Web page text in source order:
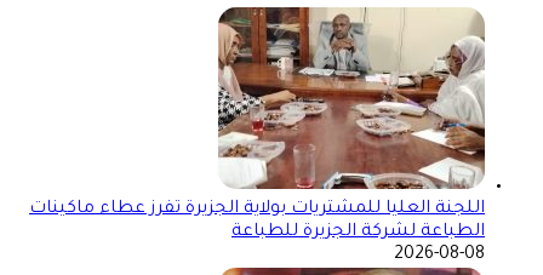
اللجنة العليا للمشتريات بولاية الجزيرة تفرز عطاء ماكينات
الطباعة لشركة الجزيرة للطباعة
2026-08-08